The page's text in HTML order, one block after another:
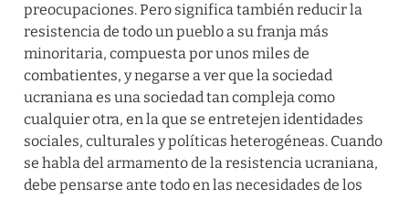
preocupaciones. Pero significa también reducir la
resistencia de todo un pueblo a su franja más
minoritaria, compuesta por unos miles de
combatientes, y negarse a ver que la sociedad
ucraniana es una sociedad tan compleja como
cualquier otra, en la que se entretejen identidades
sociales, culturales y políticas heterogéneas. Cuando
se habla del armamento de la resistencia ucraniana,
debe pensarse ante todo en las necesidades de los